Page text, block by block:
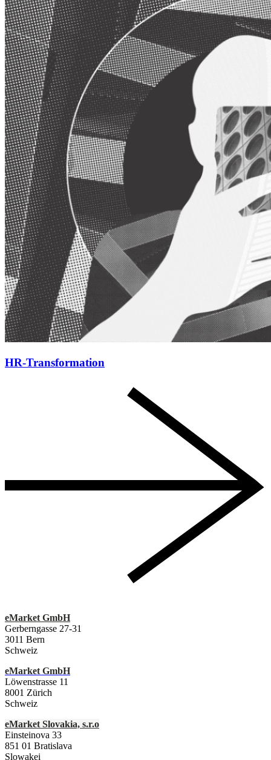
HR-Transformation
eMarket GmbH
Gerberngasse 27-31
3011 Bern
Schweiz
eMarket GmbH
Löwenstrasse 11
8001 Zürich
Schweiz
eMarket Slovakia, s.r.o
Einsteinova 33
851 01 Bratislava
Slowakei